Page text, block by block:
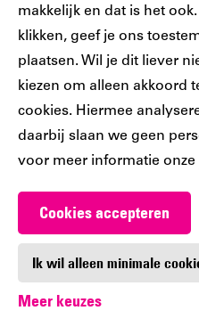
makkelijk en dat is het
klikken, geef je ons
plaatsen. Wil je dit liever
kiezen om alleen akkoord
cookies. Hiermee
daarbij slaan we geen
voor meer informatie onze
Cookies accepteren
Ik wil alleen minimale
Meer keuzes
Volg jij ons al?
Ons
account
Ons
account
Ons
Werken bij De Nieuwe
Digitoegankelijkheid